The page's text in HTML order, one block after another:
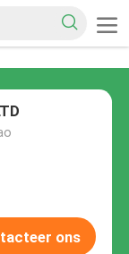
ons